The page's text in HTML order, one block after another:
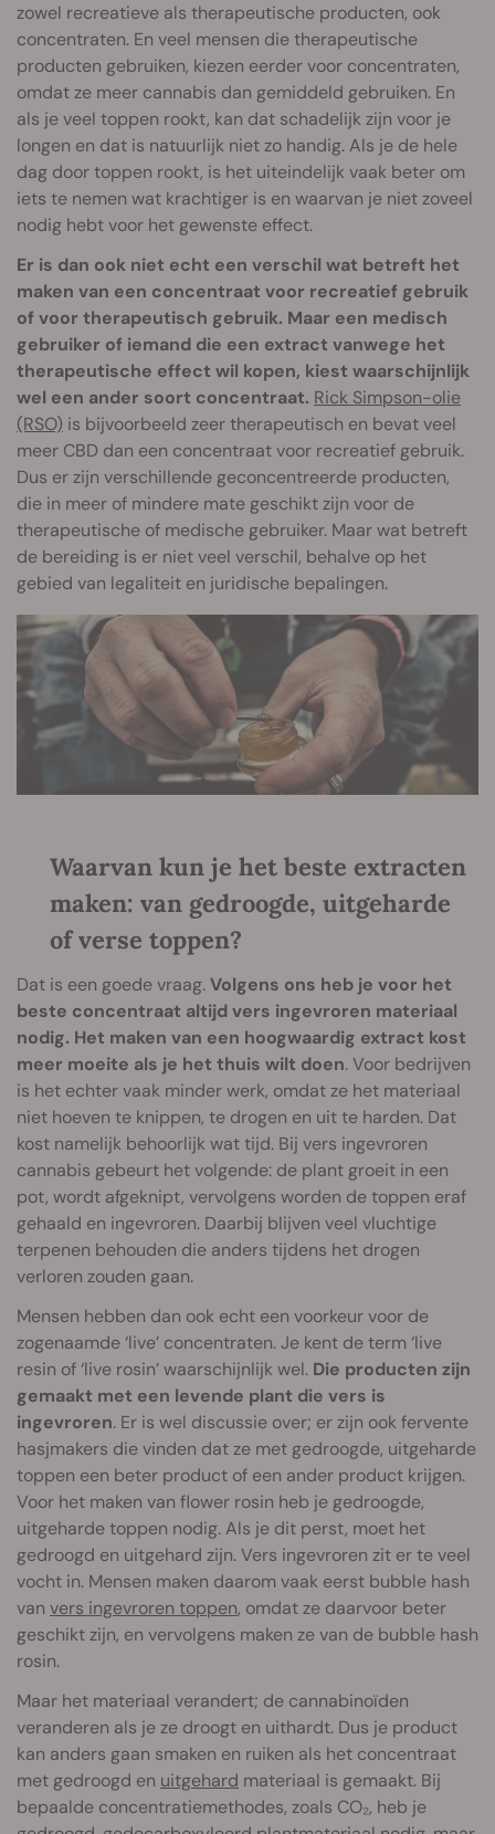
zowel recreatieve als therapeutische producten, ook
concentraten. En veel mensen die therapeutische
producten gebruiken, kiezen eerder voor concentraten,
omdat ze meer cannabis dan gemiddeld gebruiken. En
als je veel toppen rookt, kan dat schadelijk zijn voor je
longen en dat is natuurlijk niet zo handig. Als je de hele
dag door toppen rookt, is het uiteindelijk vaak beter om
iets te nemen wat krachtiger is en waarvan je niet zoveel
nodig hebt voor het gewenste effect.
Er is dan ook niet echt een verschil wat betreft het
maken van een concentraat voor recreatief gebruik
of voor therapeutisch gebruik. Maar een medisch
gebruiker of iemand die een extract vanwege het
therapeutische effect wil kopen, kiest waarschijnlijk
wel een ander soort concentraat. Rick Simpson-olie
(RSO) is bijvoorbeeld zeer therapeutisch en bevat veel
meer CBD dan een concentraat voor recreatief gebruik.
Dus er zijn verschillende geconcentreerde producten,
die in meer of mindere mate geschikt zijn voor de
therapeutische of medische gebruiker. Maar wat betreft
de bereiding is er niet veel verschil, behalve op het
gebied van legaliteit en juridische bepalingen.
Waarvan kun je het beste extracten
maken: van gedroogde, uitgeharde
of verse toppen?
Dat is een goede vraag.Volgens ons heb je voor het
beste concentraat altijd vers ingevroren materiaal
nodig. Het maken van een hoogwaardig extract kost
meer moeite als je het thuis wilt doen. Voor bedrijven
is het echter vaak minder werk, omdat ze het materiaal
niet hoeven te knippen, te drogen en uit te harden. Dat
kost namelijk behoorlijk wat tijd. Bij vers ingevroren
cannabis gebeurt het volgende: de plant groeit in een
pot, wordt afgeknipt, vervolgens worden de toppen eraf
gehaald en ingevroren. Daarbij blijven veel vluchtige
terpenen behouden die anders tijdens het drogen
verloren zouden gaan.
Mensen hebben dan ook echt een voorkeur voor de
zogenaamde ‘live’ concentraten. Je kent de term ‘live
resin of ‘live rosin’ waarschijnlijk wel. Die producten zijn
gemaakt met een levende plant die vers is
ingevroren. Er is wel discussie over; er zijn ook fervente
hasjmakers die vinden dat ze met gedroogde, uitgeharde
toppen een beter product of een ander product krijgen.
Voor het maken van flower rosin heb je gedroogde,
uitgeharde toppen nodig. Als je dit perst, moet het
gedroogd en uitgehard zijn. Vers ingevroren zit er te veel
vocht in. Mensen maken daarom vaak eerst bubble hash
van vers ingevroren toppen, omdat ze daarvoor beter
geschikt zijn, en vervolgens maken ze van de bubble hash
rosin.
Maar het materiaal verandert; de cannabinoïden
veranderen als je ze droogt en uithardt. Dus je product
kan anders gaan smaken en ruiken als het concentraat
met gedroogd en uitgehard materiaal is gemaakt. Bij
bepaalde concentratiemethodes, zoals CO₂, heb je